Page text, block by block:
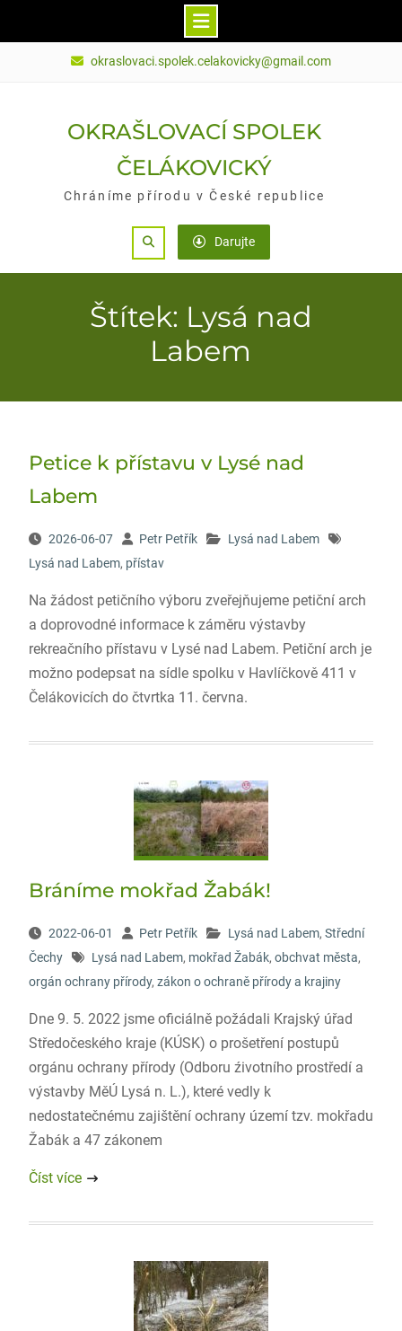
okraslovaci.spolek.celakovicky@gmail.com
OKRAŠLOVACÍ SPOLEK
ČELÁKOVICKÝ
Chráníme přírodu v České republice
Search Darujte
Štítek: Lysá nad
Labem
Petice k přístavu v Lysé nad
Labem
2026-06-07 Petr Petřík
Lysá nad Labem
Lysá nad Labem, přístav
Na žádost petičního výboru zveřejňujeme petiční arch
a doprovodné informace k záměru výstavby
rekreačního přístavu v Lysé nad Labem. Petiční arch je
možno podepsat na sídle spolku v Havlíčkově 411 v
Čelákovicích do čtvrtka 11. června.
Bráníme mokřad Žabák!
2022-06-01 Petr Petřík Lysá nad Labem, Střední
Čechy
Lysá nad Labem, mokřad Žabák, obchvat města,
orgán ochrany přírody, zákon o ochraně přírody a krajiny
Dne 9. 5. 2022 jsme oficiálně požádali Krajský úřad
Středočeského kraje (KÚSK) o prošetření postupů
orgánu ochrany přírody (Odboru źivotního prostředí a
výstavby MěÚ Lysá n. L.), které vedly k
nedostatečnému zajištění ochrany území tzv. mokřadu
Žabák a 47 zákonem
Číst více